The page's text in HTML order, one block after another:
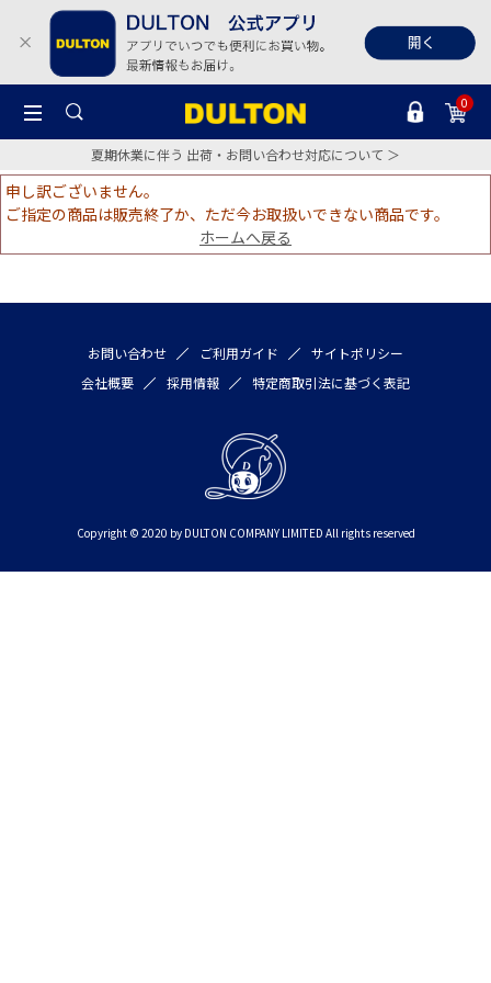
0
夏期休業に伴う 出荷・お問い合わせ対応について ＞
申し訳ございません。
ご指定の商品は販売終了か、ただ今お取扱いできない商品です。
ホームへ戻る
お問い合わせ ご利用ガイド
サイトポリシー
会社概要
採用情報 特定商取引法に基づく表記
Copyright © 2020 by DULTON COMPANY LIMITED All rights reserved